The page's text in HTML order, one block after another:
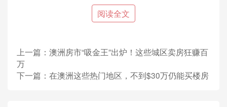
阅读全文
上一篇： 澳洲房市“吸金王”出炉！这些城区卖房狂赚百
万
下一篇： 在澳洲这些热门地区，不到$30万仍能买楼房